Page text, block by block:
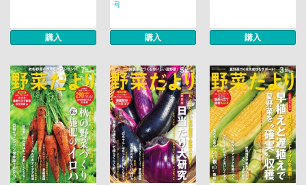
購入
号
購入 購入